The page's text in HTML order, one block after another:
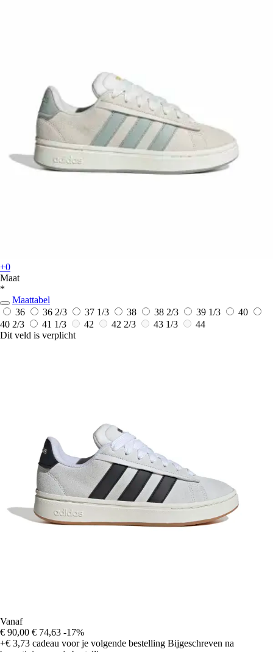
+0
Maat
*
Maattabel
36
36 2/3 37 1/3 38 38 2/3 39 1/3
40
40 2/3
41 1/3 42 42 2/3 43 1/3
44
Dit veld is verplicht
Vanaf
€ 90,00 € 74,63 -17%
+€ 3,73 cadeau voor je volgende bestelling Bijgeschreven na